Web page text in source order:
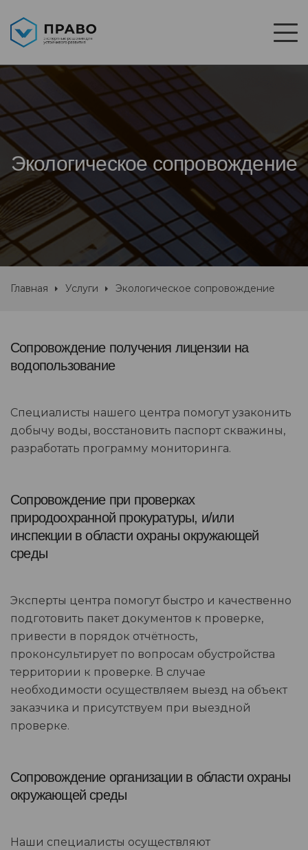
Экологическое сопровождение
Главная Услуги Экологическое сопровождение
Сопровождение получения лицензии на
водопользование
Специалисты нашего центра помогут узаконить
добычу воды, восстановить паспорт скважины,
разработать программу мониторинга.
Сопровождение при проверках
природоохранной прокуратуры, и/или
инспекции в области охраны окружающей
среды
Эксперты центра помогут быстро и качественно
подготовить пакет документов к проверке,
привести в порядок отчётность,
проконсультирует по вопросам обустройства
территории к проверке. В случае
необходимости осуществляем выезд на объект
заказчика и присутствуем при выездной
проверке.
Сопровождение организации в области охраны
окружающей среды
Наши специалисты осуществляют